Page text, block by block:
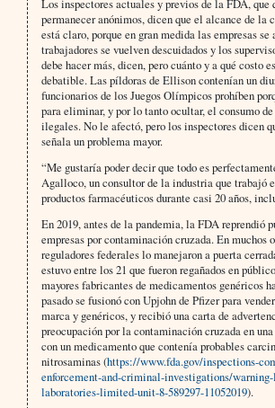
Los inspectores actuales y previos de la FDA, que
permanecer anónimos, dicen que el alcance de la
está claro, porque en gran medida las empresas
trabajadores se vuelven descuidados y los
debe hacer más, dicen, pero cuánto y a qué costo
debatible. Las píldoras de Ellison contenían un
funcionarios de los Juegos Olímpicos prohíben
para eliminar, y por lo tanto ocultar, el consumo
ilegales. No le afectó, pero los inspectores dicen
señala un problema mayor.
“Me gustaría poder decir que todo es
Agalloco, un consultor de la industria que trabajó
productos farmacéuticos durante casi 20 años,
En 2019, antes de la pandemia, la FDA reprendió
empresas por contaminación cruzada. En muchos
reguladores federales lo manejaron a puerta
estuvo entre los 21 que fueron regañados en
mayores fabricantes de medicamentos genéricos
pasado se fusionó con Upjohn de Pfizer para
marca y genéricos, y recibió una carta de
preocupación por la contaminación cruzada en
con un medicamento que contenía probables
nitrosaminas (https://www.fda.gov/inspections-
enforcement-and-criminal-investigations/
laboratories-limited-unit-8-589297-11052019).